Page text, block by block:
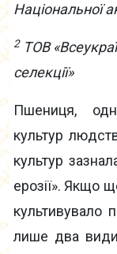
Національної
2ТОВ
селекції»
Пшениця,
культур
культур
ерозії». Якщо
культивувало
лише два